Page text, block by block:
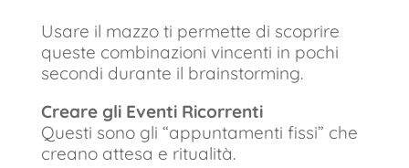
Usare il mazzo ti permette di scoprire
queste combinazioni vincenti in pochi
secondi durante il brainstorming.
Creare gli Eventi Ricorrenti
Questi sono gli “appuntamenti fissi” che
creano attesa e ritualità.